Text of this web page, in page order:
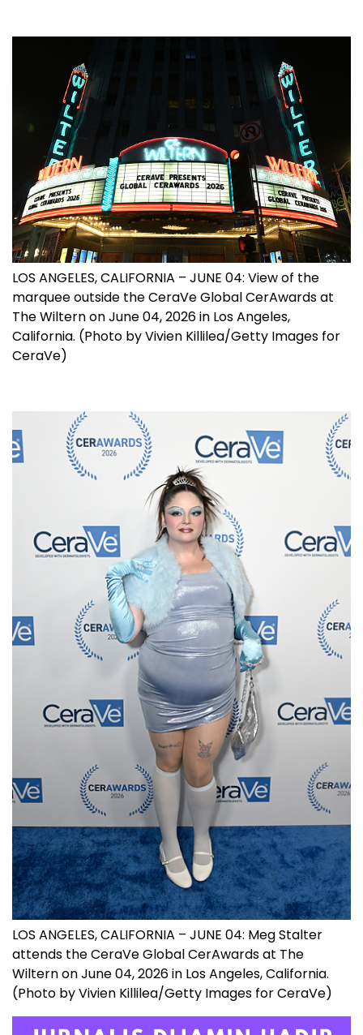
LOS ANGELES, CALIFORNIA – JUNE 04: View of the
marquee outside the CeraVe Global CerAwards at
The Wiltern on June 04, 2026 in Los Angeles,
California. (Photo by Vivien Killilea/Getty Images for
CeraVe)
LOS ANGELES, CALIFORNIA – JUNE 04: Meg Stalter
attends the CeraVe Global CerAwards at The
Wiltern on June 04, 2026 in Los Angeles, California.
(Photo by Vivien Killilea/Getty Images for CeraVe)